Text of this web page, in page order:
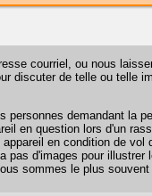
courriel, ou nous
discuter de telle ou telle
personnes demandant la
en question lors d'un
en condition de
pas d'images pour
sommes le plus